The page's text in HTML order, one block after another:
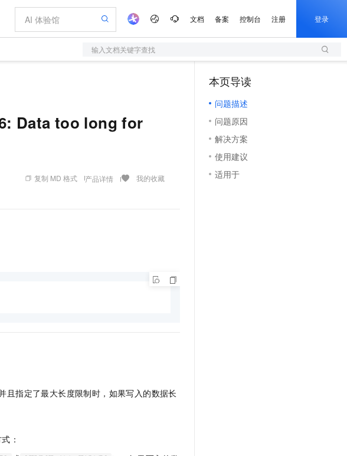
文档 备案 控制台 注册 登录
输入文档关键字查找
Data too long for
复制 MD 格式 产品详情 我的收藏
且指定了最大长度限制时，如果写入的数据长
：
本页导读
问题描述
问题原因
解决方案
使用建议
适用于
器
HappyHorse-1.1-T2V
语音识别与合成
Qwen3-TTS-Flash
企业级人与Agent协作平台，接入和调度多个数字员工
云数据库 RDS
面向真实软件的智能体编程平台
轻量应用服务器
数字证书管理服务（原SSL证书）
实现全站HTTPS，呈现可信的WEB访问
短信服务
即刻拥有 DeepSeek-V4-Pro
从聊天伙伴进化为能主动干活的本地数字员工
一句话生成原生可编辑精美 PPT 文稿
输入一句话想法, 轻松生成专业的 PPT
一键部署幻兽帕鲁游戏服务器
一键购买专属联机服务器，轻松开启游戏
漫剧工坊：一站式动画创作平台
快速生产连贯的高质量长漫剧
成长
倍，夜间低至2折
AI 场景体验
AI 电商营销
图文、视频一站生成，高效打造优质广告素材
AI智能应用，一键激活高效办公新体验
AI 活动
AI 生产力先锋
先锋实践拓展 AI 生产力的边界
飞天发布时刻
所见，即是所愿
AI 实训营
从基础到进阶，Agent 创客手把手教你
配置报价器
阿里云 OPC 创新助力计划
Token 补贴，五大权
益加速 OPC 成功
基础软件
JAVA
专业服务
公司注册
上云迁移
产品伙伴合作计划
云网络合作计划
服务伙伴合作计划
Al MaaS 服务伙伴赋能合作
伙伴信用分合作计划
更多支持
合作伙伴培训与认证
阿里云认证 开发者社区
镜像站
市场活动
魔搭 ModelScope
加入我们
校园招聘